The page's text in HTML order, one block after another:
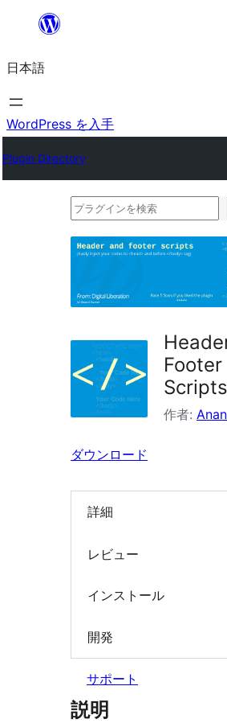
を
ス
キ
プ
日本語
WordPress を入手
Plugin Directory
プ
グ
ン
索
Footer
Scripts
作者:
ダウンロード
詳細
レビュー
インストール
開発
サポート
説明